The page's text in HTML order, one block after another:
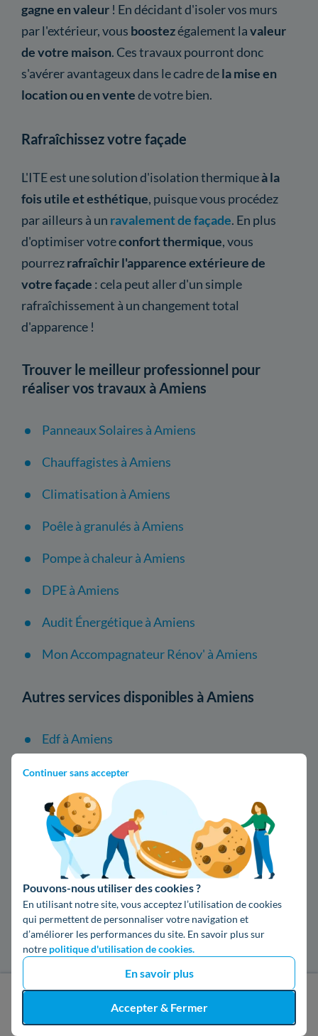
Continuer sans accepter
Pouvons-nous utiliser des cookies ?
En utilisant notre site, vous acceptez l’utilisation de cookies
qui permettent de personnaliser votre navigation et
d’améliorer les performances du site. En savoir plus sur
notre politique d'utilisation de cookies.
En savoir plus
Accepter & Fermer
J'obtiens un devis gratuit
gagne en valeur ! En décidant d'isoler vos murs
par l'extérieur, vous boostezégalement lavaleur
de votre maison. Ces travaux pourront donc
s'avérer avantageux dans le cadre dela mise en
location ou en ventede votre bien.
Rafraîchissez votre façade
L'ITE est une solution d'isolation thermiqueà la
fois utile et esthétique, puisque vous procédez
par ailleurs à un ravalement de façade. En plus
d'optimiser votreconfort thermique, vous
pourrezrafraîchir l'apparence extérieure de
votre façade : cela peut aller d'un simple
rafraîchissement à un changement total
d'apparence !
Trouver le meilleur professionnel pour
réaliser vos travaux à Amiens
Panneaux Solaires à Amiens
Chauffagistes à Amiens
Climatisation à Amiens
Poêle à granulés à Amiens
Pompe à chaleur à Amiens
DPE à Amiens
Audit Énergétique à Amiens
Mon Accompagnateur Rénov' à Amiens
Autres services disponibles à Amiens
Edf à Amiens
Engie à Amiens
Enedis à Amiens
Les entreprises d'isolation dans les villes les
plus recherchées
Isolation à Bordeaux
Isolation à Wittelsheim
Isolation à Lyon